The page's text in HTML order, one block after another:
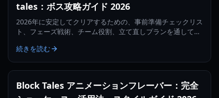
tales：ボス攻略ガイド 2026
2026年に安定してクリアするための、事前準備チェックリス
ト、フェーズ戦術、チーム役割、立て直しプランを通して、
続きを読む
Block Tales アニメーションフレーバー：完全